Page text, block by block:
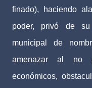
finado), haciendo
poder, privó de
municipal de
amenazar al no
económicos,